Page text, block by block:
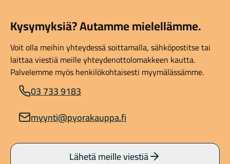
Kysymyksiä? Autamme mielellämme.
Voit olla meihin yhteydessä soittamalla, sähköpostitse tai
laittaa viestiä meille yhteydenottolomakkeen kautta.
Palvelemme myös henkilökohtaisesti myymälässämme.
03 733 9183
myynti@pyorakauppa.fi
Lähetä meille viestiä